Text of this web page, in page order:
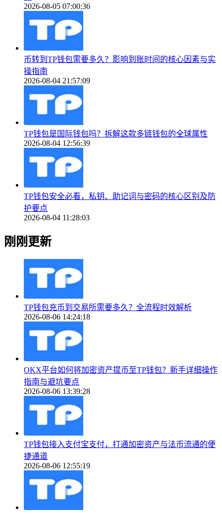
2026-08-05 07:00:36
币转到TP钱包需要多久？影响到账时间的核心因素与实
操指南
2026-08-04 21:57:09
TP钱包是国际钱包吗？拆解这款多链钱包的全球属性
2026-08-04 12:56:39
TP钱包安全必看，私钥、助记词与密码的核心区别及防
护要点
2026-08-04 11:28:03
刚刚更新
TP钱包充币到交易所需要多久？全流程时效解析
2026-08-06 14:24:18
OKX平台如何将加密资产提币至TP钱包？新手详细操作
指南与避坑要点
2026-08-06 13:39:28
TP钱包接入支付宝支付，打通加密资产与法币流通的便
捷通道
2026-08-06 12:55:19